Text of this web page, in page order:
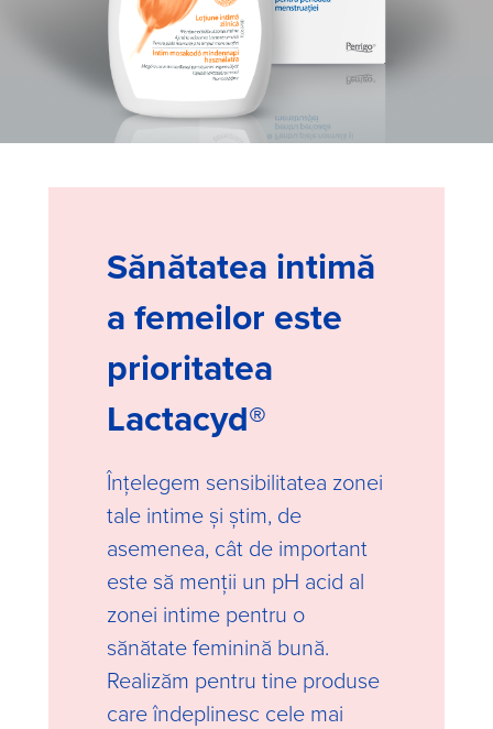
Sănătatea intimă
a femeilor este
prioritatea
Lactacyd®
Înțelegem sensibilitatea zonei
tale intime și știm, de
asemenea, cât de important
este să menții un pH acid al
zonei intime pentru o
sănătate feminină bună.
Realizăm pentru tine produse
care îndeplinesc cele mai